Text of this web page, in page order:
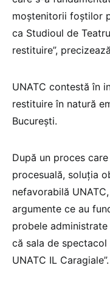
moştenitorii foştilor
ca Studioul de
restituire”,
UNATC contestă în
restituire în natură
Bucureşti.
După un proces
procesuală, soluţia
nefavorabilă
argumente ce au
probele
că sala de
UNATC IL Caragiale”.